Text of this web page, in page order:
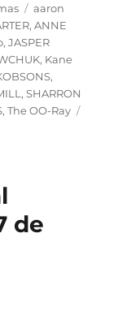
Tags
aaron
,ANNE
,JASPER
, Kane
,
,SHARRON
,The OO-Ray
de